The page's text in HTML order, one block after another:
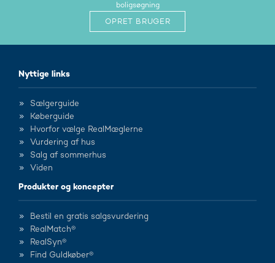
boligsøgning
OPRET BRUGER
Nyttige links
Sælgerguide
Køberguide
Hvorfor vælge RealMæglerne
Vurdering af hus
Salg af sommerhus
Viden
Produkter og koncepter
Bestil en gratis salgsvurdering
RealMatch®
RealSyn®
Find Guldkøber®